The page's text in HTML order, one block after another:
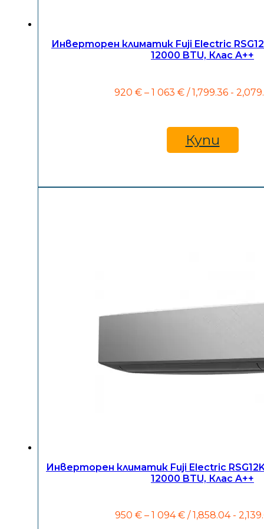
Инверторен климатик Fuji Electric
12000 BTU, Клас A++
920 € – 1 063 €Price
through
063 €
/ 1,799.36 -
Купи
Инверторен климатик Fuji Electric
12000 BTU, Клас A++
950 € – 1 094€Price
/ 1,858.04 -